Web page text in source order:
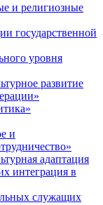
и религиозные
государственной
уровня
развитие
и
адаптация
интеграция в
служащих